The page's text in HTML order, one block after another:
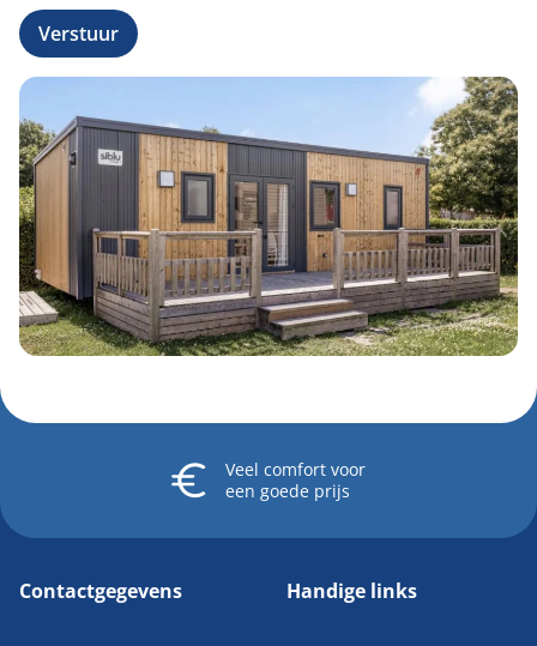
Verstuur
Veel comfort voor
een goede prijs
Contactgegevens Handige links